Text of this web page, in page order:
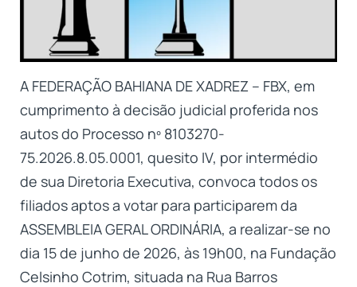
A FEDERAÇÃO BAHIANA DE XADREZ – FBX, em
cumprimento à decisão judicial proferida nos
autos do Processo nº 8103270-
75.2026.8.05.0001, quesito IV, por intermédio
de sua Diretoria Executiva, convoca todos os
filiados aptos a votar para participarem da
ASSEMBLEIA GERAL ORDINÁRIA, a realizar-se no
dia 15 de junho de 2026, às 19h00, na Fundação
Celsinho Cotrim, situada na Rua Barros